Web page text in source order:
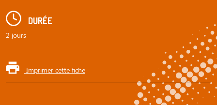
DURÉE
2 jours
Imprimer cette fiche